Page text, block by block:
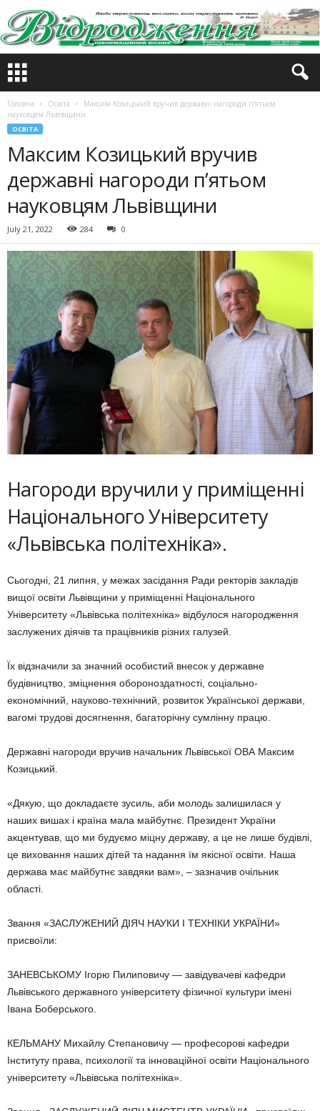
Головна Освіта
Максим Козицький вручив державні нагороди п’ятьом
науковцям Львівщини
ОСВІТА
Максим Козицький вручив
державні нагороди п’ятьом
науковцям Львівщини
July 21, 2022 284 0
Нагороди вручили у приміщенні
Національного Університету
«Львівська політехніка».
Сьогодні, 21 липня, у межах засідання Ради ректорів закладів
вищої освіти Львівщини у приміщенні Національного
Університету «Львівська політехніка» відбулося нагородження
заслужених діячів та працівників різних галузей.
Їх відзначили за значний особистий внесок у державне
будівництво, зміцнення обороноздатності, соціально-
економічний, науково-технічний, розвиток Української держави,
вагомі трудові досягнення, багаторічну сумлінну працю.
Державні нагороди вручив начальник Львівської ОВА Максим
Козицький.
«Дякую, що докладаєте зусиль, аби молодь залишилася у
наших вишах і країна мала майбутнє. Президент України
акцентував, що ми будуємо міцну державу, а це не лише будівлі,
це виховання наших дітей та надання їм якісної освіти. Наша
держава має майбутнє завдяки вам», – зазначив очільник
області.
Звання «ЗАСЛУЖЕНИЙ ДІЯЧ НАУКИ І ТЕХНІКИ УКРАЇНИ»
присвоїли:
ЗАНЕВСЬКОМУ Ігорю Пилиповичу — завідувачеві кафедри
Львівського державного університету фізичної культури імені
Івана Боберського.
КЕЛЬМАНУ Михайлу Степановичу — професорові кафедри
Інституту права, психології та інноваційної освіти Національного
університету «Львівська політехніка».